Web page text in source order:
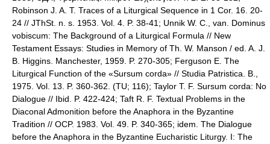
Robinson J. A. T. Traces of a Liturgical Sequence in 1 Cor. 16. 20-
24 // JThSt. n. s. 1953. Vol. 4. P. 38-41; Unnik W. C., van. Dominus
vobiscum: The Background of a Liturgical Formula // New
Testament Essays: Studies in Memory of Th. W. Manson / ed. A. J.
B. Higgins. Manchester, 1959. P. 270-305; Ferguson E. The
Liturgical Function of the «Sursum corda» // Studia Patristica. B.,
1975. Vol. 13. P. 360-362. (TU; 116); Taylor T. F. Sursum corda: No
Dialogue // Ibid. P. 422-424; Taft R. F. Textual Problems in the
Diaconal Admonition before the Anaphora in the Byzantine
Tradition // OCP. 1983. Vol. 49. P. 340-365; idem. The Dialogue
before the Anaphora in the Byzantine Eucharistic Liturgy. I: The